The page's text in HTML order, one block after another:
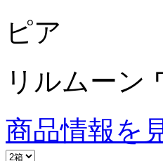
ピア
リルムーン
商品情報を